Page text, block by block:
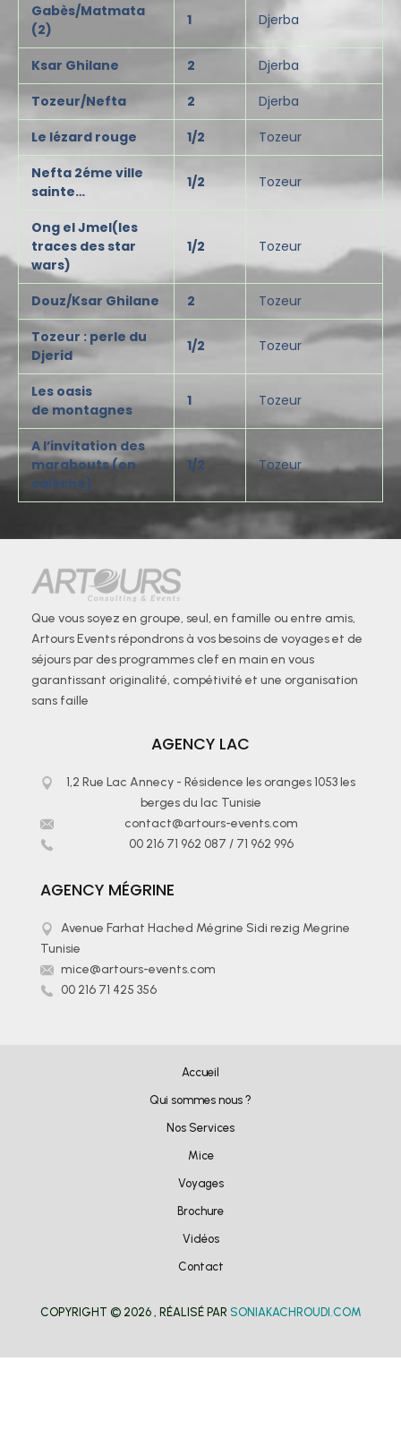
Gabès/Matmata
(2)
1 Djerba
Ksar Ghilane 2
Djerba
Tozeur/Nefta
2
Djerba
Le lézard rouge
1/2
Tozeur
Nefta 2éme ville
sainte…
1/2 Tozeur
Ong el Jmel(les
traces des star
wars)
1/2 Tozeur
Douz/Ksar Ghilane 2
Tozeur
Tozeur : perle du
Djerid
1/2 Tozeur
Les oasis
demontagnes
1 Tozeur
A l’invitation des
marabouts (en
calèche)
1/2 Tozeur
Que vous soyez en groupe, seul, en famille ou entre amis,
Artours Events répondrons à vos besoins de voyages et de
séjours par des programmes clef en main en vous
garantissant originalité, compétivité et une organisation
sans faille
AGENCY LAC
1,2 Rue Lac Annecy - Résidence les oranges 1053 les
berges du lac Tunisie
contact@artours-events.com
00 216 71 962 087 / 71 962 996
AGENCY MÉGRINE
Avenue Farhat Hached Mégrine Sidi rezig Megrine
Tunisie
mice@artours-events.com
00 216 71 425 356
Accueil
Qui sommes nous ?
Nos Services
Mice
Voyages
Brochure
Vidéos
Contact
COPYRIGHT © 2026 , RÉALISÉ PAR SONIAKACHROUDI.COM